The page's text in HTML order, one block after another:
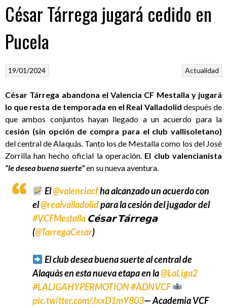
César Tárrega jugará cedido en
Pucela
Actualidad
19/01/2024
César Tárrega abandona el Valencia CF Mestalla y jugará
lo que resta de temporada en el Real Valladolid después de
que ambos conjuntos hayan llegado a un acuerdo para la
cesión (sin opción de compra para el club vallisoletano)
del central de Alaquás. Tanto los de Mestalla como los del José
Zorrilla han hecho oficial la operación. El club valencianista
“le desea buena suerte”en su nueva aventura.
El@valenciacfha alcanzado un acuerdo con
el@realvalladolidpara la cesión del jugador del
#VCFMestalla 𝗖𝗲́𝘀𝗮𝗿 𝗧𝗮́𝗿𝗿𝗲𝗴𝗮
(@TarregaCesar)
El club desea buena suerte al central de
Alaquàs en esta nueva etapa en la@LaLiga2
#LALIGAHYPERMOTION#ADNVCF
pic.twitter.com/JxxD1mY803— Academia VCF